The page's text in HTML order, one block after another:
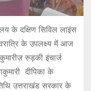
के दक्षिण सिविल लाइंस
के उपलक्ष्य में आज
रुड़की इंचार्ज
दीपिका के
उत्तराखंड सरकार के